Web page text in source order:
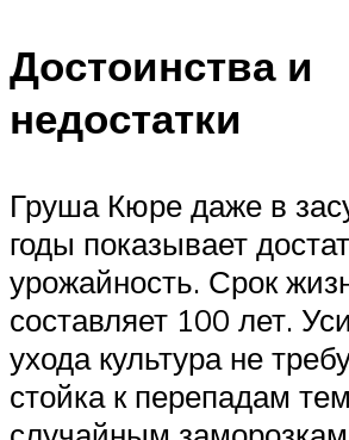
Достоинства и
недостатки
Груша Кюре даже в
годы показывает
урожайность. Срок
составляет 100 лет.
ухода культура не
стойка к перепадам